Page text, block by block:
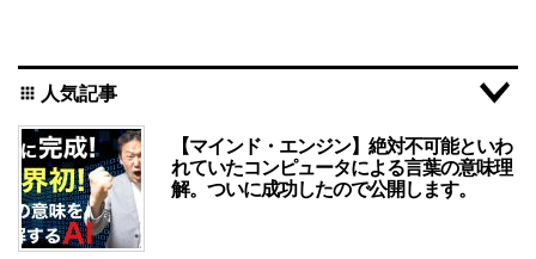
apps 人気記事
【マインド・エンジン】絶対不可能といわ
れていたコンピュータによる言葉の意味理
解。ついに成功したので公開します。